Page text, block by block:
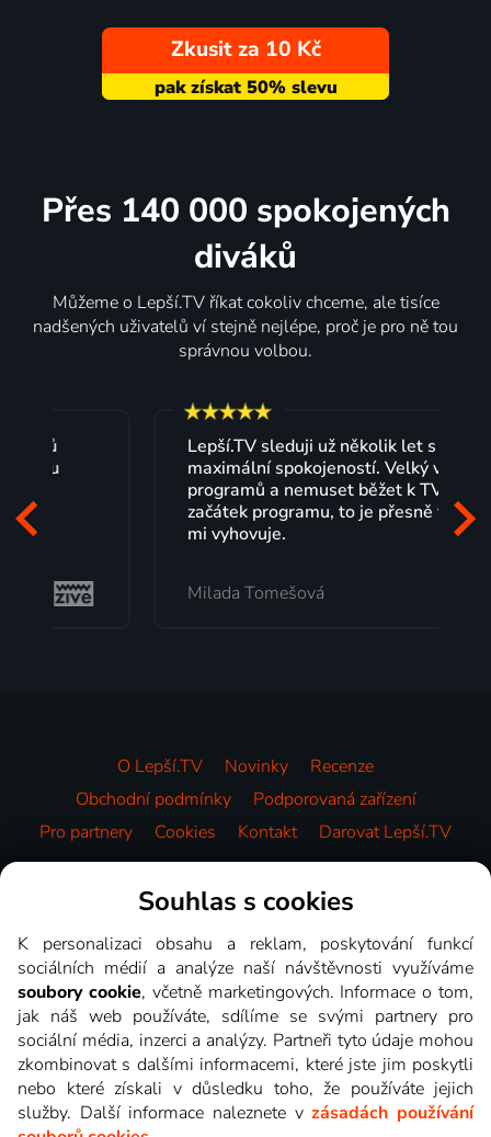
Zkusit za 10 Kč
Přes 140 000 spokojených
diváků
Můžeme o Lepší.TV říkat cokoliv chceme, ale tisíce
nadšených uživatelů ví stejně nejlépe, proč je pro ně tou
správnou volbou.
Lepší.TV sleduji už několik let s
maximální spokojeností. Velký výběr
programů a nemuset běžet k TV na
začátek programu, to je přesně to, co
mi vyhovuje.
Milada Tomešová
O Lepší.TV Novinky
Recenze
Obchodní podmínky
Podporovaná zařízení
Pro partnery
Cookies Kontakt Darovat Lepší.TV
Videotéka
Souhlas s cookies
K personalizaci obsahu a reklam, poskytování funkcí
sociálních médií a analýze naší návštěvnosti využíváme
soubory cookie, včetně marketingových. Informace o tom,
jak náš web používáte, sdílíme se svými partnery pro
sociální média, inzerci a analýzy. Partneři tyto údaje mohou
zkombinovat s dalšími informacemi, které jste jim poskytli
nebo které získali v důsledku toho, že používáte jejich
služby. Další informace naleznete vzásadách používání